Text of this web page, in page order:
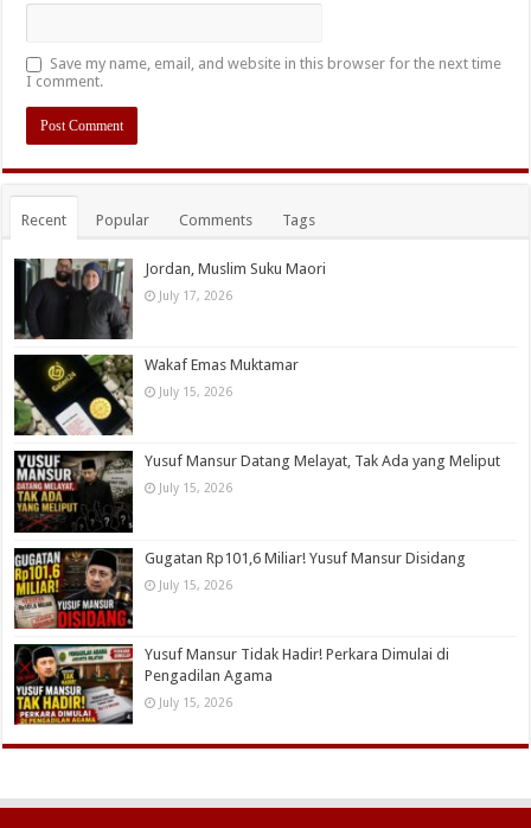
Save my name, email, and website in this browser for the next time
I comment.
Recent Popular Comments Tags
Jordan, Muslim Suku Maori
July 17, 2026
Wakaf Emas Muktamar
July 15, 2026
Yusuf Mansur Datang Melayat, Tak Ada yang Meliput
July 15, 2026
Gugatan Rp101,6 Miliar! Yusuf Mansur Disidang
July 15, 2026
Yusuf Mansur Tidak Hadir! Perkara Dimulai di
Pengadilan Agama
July 15, 2026